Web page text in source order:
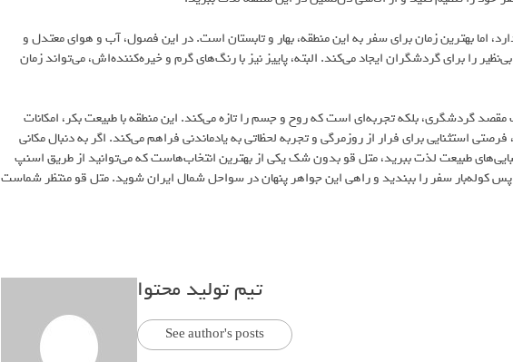
اما بهترین زمان برای سفر به این منطقه، بهار و تابستان است. در این فصول، آب و هوای معتدل و
را برای گردشگران ایجاد می‌کند. البته، پاییز نیز با رنگ‌های گرم و خیره‌کننده‌اش، می‌تواند زمان
گردشگری، بلکه تجربه‌ای است که روح و جسم را تازه می‌کند. این منطقه با طبیعت بکر، امکانات
استثنایی برای فرار از روزمرگی و تجربه لحظاتی به یادماندنی فراهم می‌کند. اگر به دنبال مکانی
طبیعت لذت ببرید، متل قو بدون شک یکی از بهترین انتخاب‌هاست که می‌توانید از طریق اسنپ
پس کوله‌بار سفر را ببندید و راهی این جواهر پنهان در سواحل شمال ایران شوید. متل قو منتظر شماست
تیم تولید محتوا
See author's posts